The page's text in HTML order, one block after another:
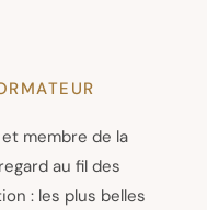
membre de la
au fil des
: les plus belles